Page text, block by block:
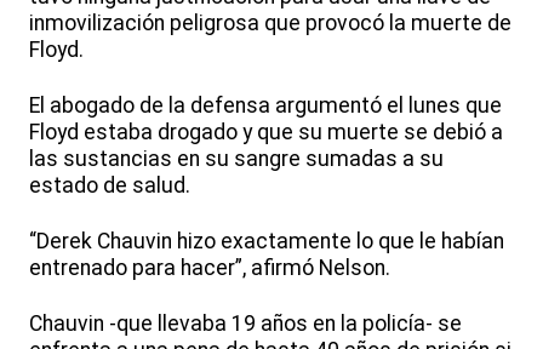
inmovilización peligrosa que provocó la muerte de
Floyd.
El abogado de la defensa argumentó el lunes que
Floyd estaba drogado y que su muerte se debió a
las sustancias en su sangre sumadas a su
estado de salud.
“Derek Chauvin hizo exactamente lo que le habían
entrenado para hacer”, afirmó Nelson.
Chauvin -que llevaba 19 años en la policía- se